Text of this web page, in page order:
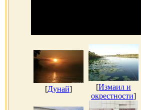
[Дунай] [Измаил и
окрестности]